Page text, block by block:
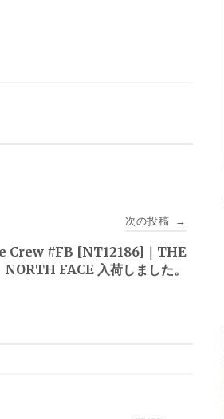
次の投稿 →
Crew #FB [NT12186]｜THE
NORTH FACE 入荷しました。